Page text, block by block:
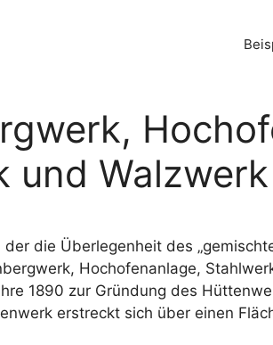
und Walzwerk
die Überlegenheit des
Hochofenanlage,
1890 zur Gründung des
erstreckt sich über einen